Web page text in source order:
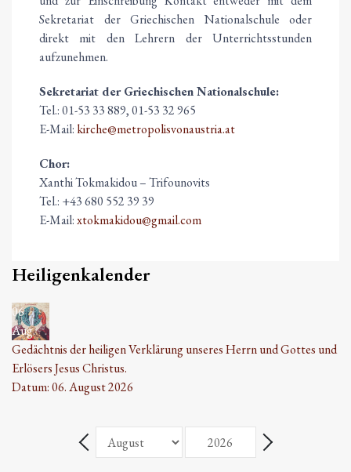
Sekretariat der Griechischen Nationalschule oder
direkt mit den Lehrern der Unterrichtsstunden
aufzunehmen.
Sekretariat der Griechischen Nationalschule:
Tel.: 01-53 33 889, 01-53 32 965
E-Mail: kirche@metropolisvonaustria.at
Chor:
Xanthi Tokmakidou – Trifounovits
Tel.: +43 680 552 39 39
E-Mail:xtokmakidou@gmail.com
Heiligenkalender
06
Aug.
Gedächtnis der heiligen Verklärung unseres Herrn und Gottes und
Erlösers Jesus Christus.
Datum:06. August 2026
Zurück - Monat
Monat
Weiter - Monat